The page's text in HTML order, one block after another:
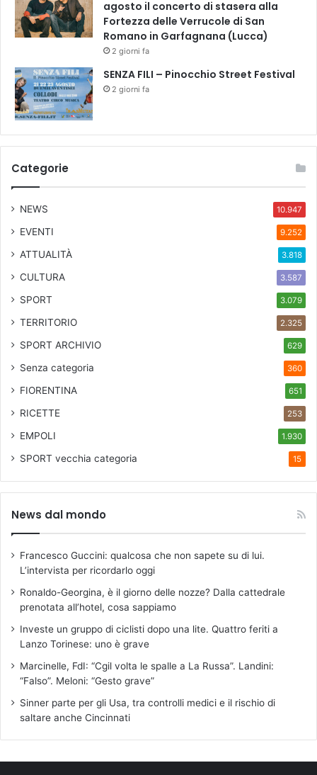
o
m
u
n
e
agosto il concerto di stasera alla
Fortezza delle Verrucole di San
Romano in Garfagnana (Lucca)
2 giorni fa
SENZA FILI – Pinocchio Street Festival
2 giorni fa
Categorie
NEWS 10.947
EVENTI 9.252
ATTUALITÀ 3.818
CULTURA 3.587
SPORT 3.079
TERRITORIO 2.325
SPORT ARCHIVIO 629
Senza categoria 360
FIORENTINA 651
RICETTE 253
EMPOLI 1.930
SPORT vecchia categoria 15
News dal mondo
Francesco Guccini: qualcosa che non sapete su di lui.
L’intervista per ricordarlo oggi
Ronaldo-Georgina, è il giorno delle nozze? Dalla cattedrale
prenotata all’hotel, cosa sappiamo
Investe un gruppo di ciclisti dopo una lite. Quattro feriti a
Lanzo Torinese: uno è grave
Marcinelle, FdI: “Cgil volta le spalle a La Russa”. Landini:
“Falso”. Meloni: “Gesto grave”
Sinner parte per gli Usa, tra controlli medici e il rischio di
saltare anche Cincinnati